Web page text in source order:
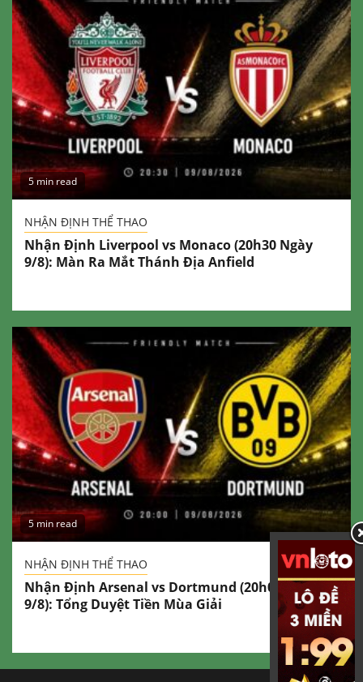
5 min read
NHẬN ĐỊNH THỂ THAO
Nhận Định Liverpool vs Monaco (20h30 Ngày
9/8): Màn Ra Mắt Thánh Địa Anfield
5 min read
NHẬN ĐỊNH THỂ THAO
Nhận Định Arsenal vs Dortmund (20h00 Ngày
9/8): Tổng Duyệt Tiền Mùa Giải